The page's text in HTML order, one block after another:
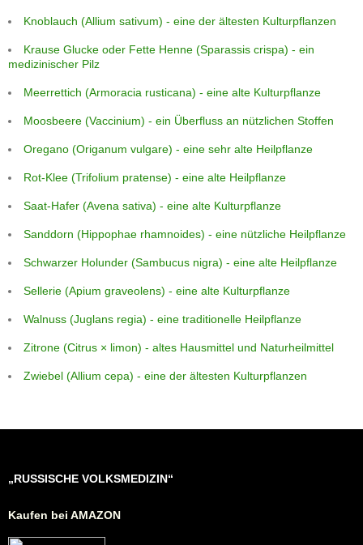
Knoblauch (Allium sativum) - eine der ältesten Kulturpflanzen
Krause Glucke oder Fette Henne (Sparassis crispa) - ein
medizinischer Pilz
Meerrettich (Armoracia rusticana) - eine alte Kulturpflanze
Moosbeere (Vaccinium) - ein Überfluss an nützlichen Stoffen
Oregano (Origanum vulgare) - eine sehr alte Heilpflanze
Rot-Klee (Trifolium pratense) - eine alte Heilpflanze
Saat-Hafer (Avena sativa) - eine alte Kulturpflanze
Sanddorn (Hippophae rhamnoides) - eine nützliche Heilpflanze
Schwarzer Holunder (Sambucus nigra) - eine alte Heilpflanze
Sellerie (Apium graveolens) - eine alte Kulturpflanze
Walnuss (Juglans regia) - eine traditionelle Heilpflanze
Zitrone (Citrus × limon) - altes Hausmittel und Naturheilmittel
Zwiebel (Allium cepa) - eine der ältesten Kulturpflanzen
„RUSSISCHE VOLKSMEDIZIN“
Kaufen bei AMAZON